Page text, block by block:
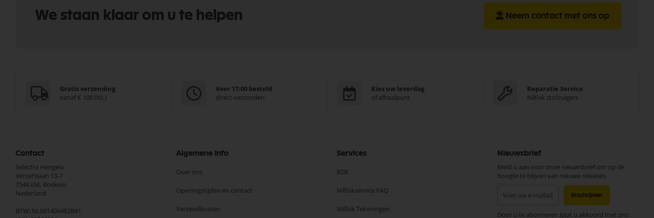
We staan klaar om u te helpen Neem contact met ons op
Gratis verzending
vanaf € 100 (NL)
Voor 17:00 besteld
direct verzonden
Kies uw leverdag
of afhaalpunt
Reparatie Service
Nilfisk stofzuigers
Contact
Selectra Hengelo
Verzetslaan 13-7
7548 EM, Boekelo
Nederland
BTW: NL001406482B41
Algemene Info
Over ons
Openingstijden en contact
Verzendkosten
Services
B2B
Nilfiskservice FAQ
Nilfisk Tekeningen
Nieuwsbrief
Meld u aan voor onze nieuwsbrief om op de
hoogte te blijven van nieuwe releases.
onze
Inschrijven
Door u te abonneren gaat u akkoord met ons